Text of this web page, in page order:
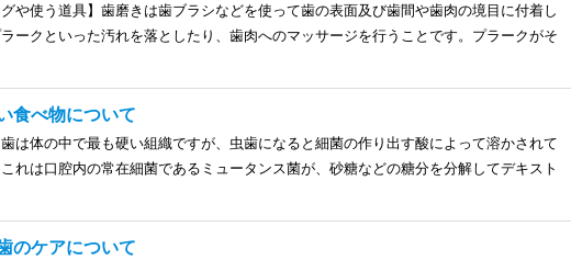
グや使う道具】歯磨きは歯ブラシなどを使って歯の表面及び歯間や歯肉の境目に付着し
ークといった汚れを落としたり、歯肉へのマッサージを行うことです。プラークがそ
食べ物について
歯は体の中で最も硬い組織ですが、虫歯になると細菌の作り出す酸によって溶かされて
れは口腔内の常在細菌であるミュータンス菌が、砂糖などの糖分を分解してデキスト
のケアについて